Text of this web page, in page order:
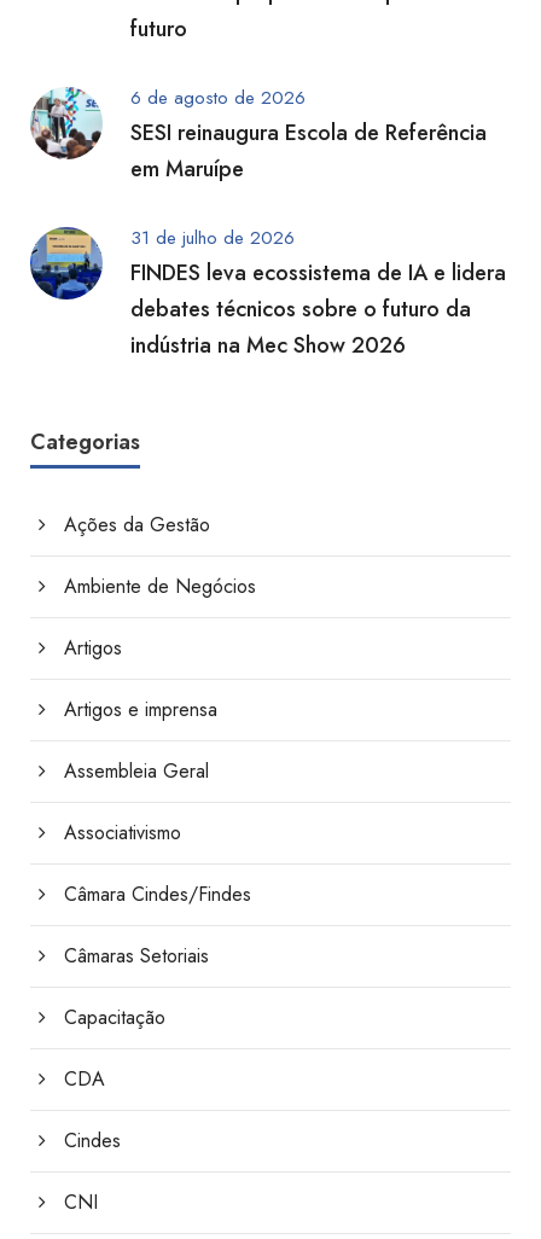
futuro
6 de agosto de 2026
SESI reinaugura Escola de Referência
em Maruípe
31 de julho de 2026
FINDES leva ecossistema de IA e lidera
debates técnicos sobre o futuro da
indústria na Mec Show 2026
Categorias
Ações da Gestão
Ambiente de Negócios
Artigos
Artigos e imprensa
Assembleia Geral
Associativismo
Câmara Cindes/Findes
Câmaras Setoriais
Capacitação
CDA
Cindes
CNI